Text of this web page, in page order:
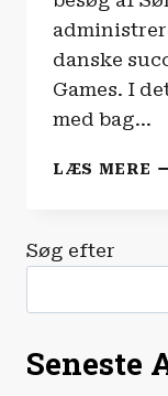
danske
Games. I
med bag…
LÆS MERE
Søg efter
Seneste